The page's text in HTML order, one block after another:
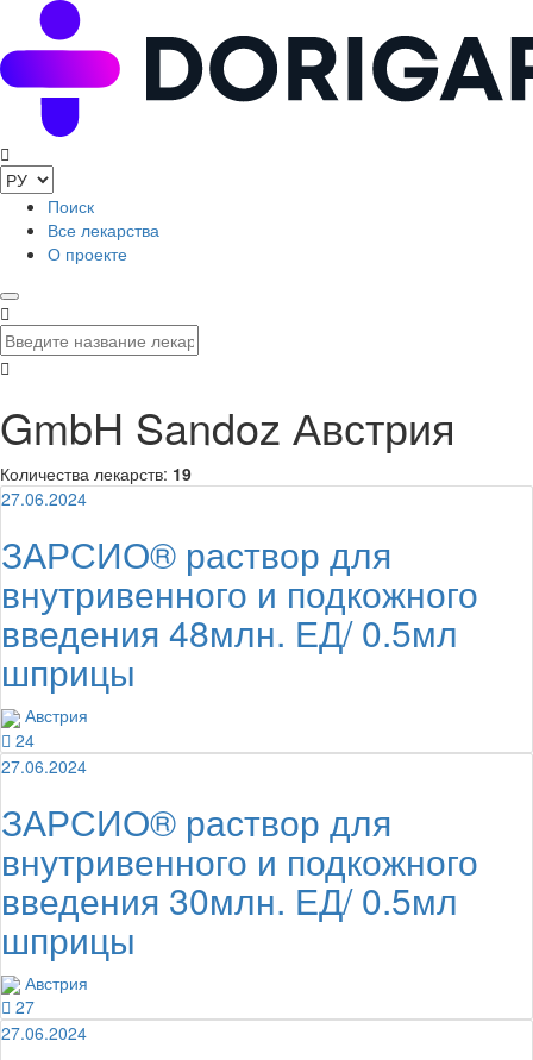
Поиск
Все лекарства
О проекте
GmbH Sandoz Австрия
Количества лекарств: 19
27.06.2024
ЗАРСИО® раствор для
внутривенного и подкожного
введения 48млн. ЕД/ 0.5мл
шприцы
Австрия
24
27.06.2024
ЗАРСИО® раствор для
внутривенного и подкожного
введения 30млн. ЕД/ 0.5мл
шприцы
Австрия
27
27.06.2024